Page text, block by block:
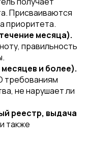
Присваиваются
приоритета.
месяца).
правильность
и более).
требованиям
не нарушает ли
реестр, выдача
также